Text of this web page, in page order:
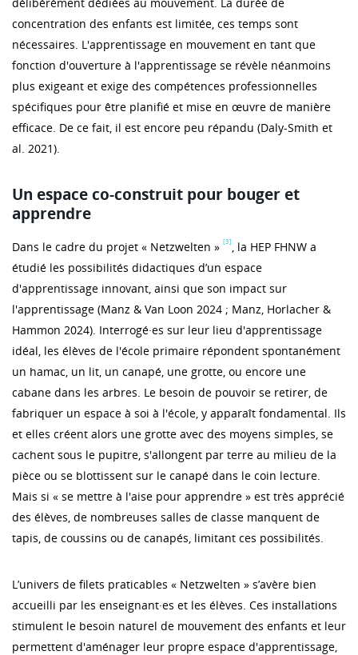
concentration des enfants est limitée, ces temps sont
nécessaires. L'apprentissage en mouvement en tant que
fonction d'ouverture à l'apprentissage se révèle néanmoins
plus exigeant et exige des compétences professionnelles
spécifiques pour être planifié et mise en œuvre de manière
efficace. De ce fait, il est encore peu répandu (Daly-Smith et
al. 2021).
Un espace co-construit pour bouger et
apprendre
Dans le cadre du projet « Netzwelten » [3] , la HEP FHNW a
étudié les possibilités didactiques d’un espace
d'apprentissage innovant, ainsi que son impact sur
l'apprentissage (Manz & Van Loon 2024 ; Manz, Horlacher &
Hammon 2024). Interrogé·es sur leur lieu d'apprentissage
idéal, les élèves de l'école primaire répondent spontanément
un hamac, un lit, un canapé, une grotte, ou encore une
cabane dans les arbres. Le besoin de pouvoir se retirer, de
fabriquer un espace à soi à l'école, y apparaît fondamental. Ils
et elles créent alors une grotte avec des moyens simples, se
cachent sous le pupitre, s'allongent par terre au milieu de la
pièce ou se blottissent sur le canapé dans le coin lecture.
Mais si « se mettre à l'aise pour apprendre » est très apprécié
des élèves, de nombreuses salles de classe manquent de
tapis, de coussins ou de canapés, limitant ces possibilités.
L’univers de filets praticables « Netzwelten » s’avère bien
accueilli par les enseignant·es et les élèves. Ces installations
stimulent le besoin naturel de mouvement des enfants et leur
permettent d'aménager leur propre espace d'apprentissage,